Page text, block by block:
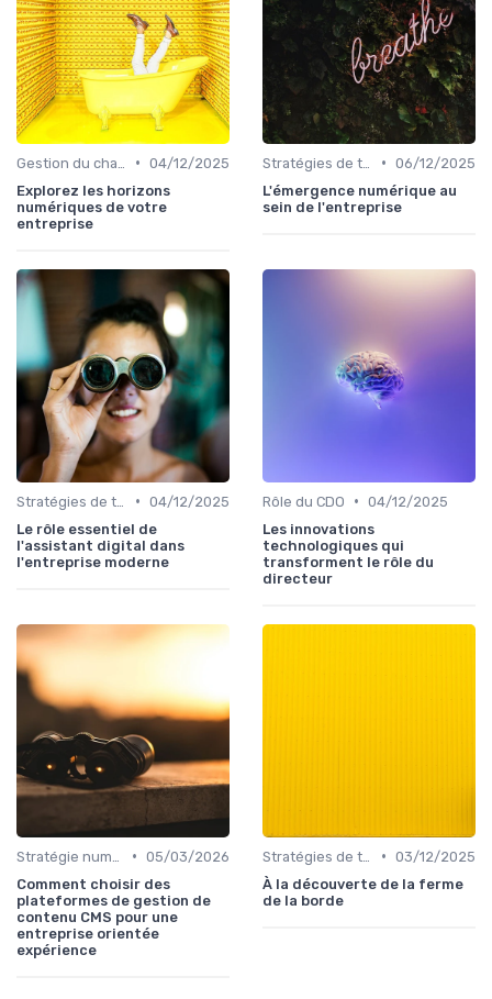
• 04/12/2025
Explorez les horizons
numériques de votre
entreprise
• 06/12/2025
L'émergence numérique au
sein de l'entreprise
• 04/12/2025
Le rôle essentiel de
l'assistant digital dans
l'entreprise moderne
Rôle du CDO • 04/12/2025
Les innovations
technologiques qui
transforment le rôle du
directeur
• 05/03/2026
Comment choisir des
plateformes de gestion de
contenu CMS pour une
entreprise orientée
expérience
• 03/12/2025
À la découverte de la ferme
de la borde